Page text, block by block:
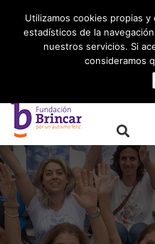
Utilizamos cookies propias
estadísticos de la
nuestros servicios. Si
consideramos